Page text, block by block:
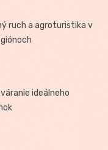
ruch a agroturistika v
ideálneho